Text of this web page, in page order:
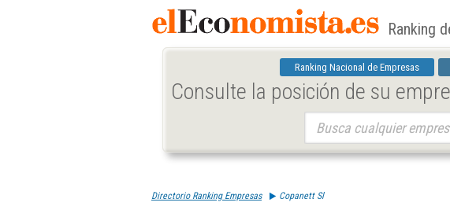
Ranking
Ranking Nacional de Empresas
Consulte la posición de su
Directorio Ranking Empresas Copanett Sl